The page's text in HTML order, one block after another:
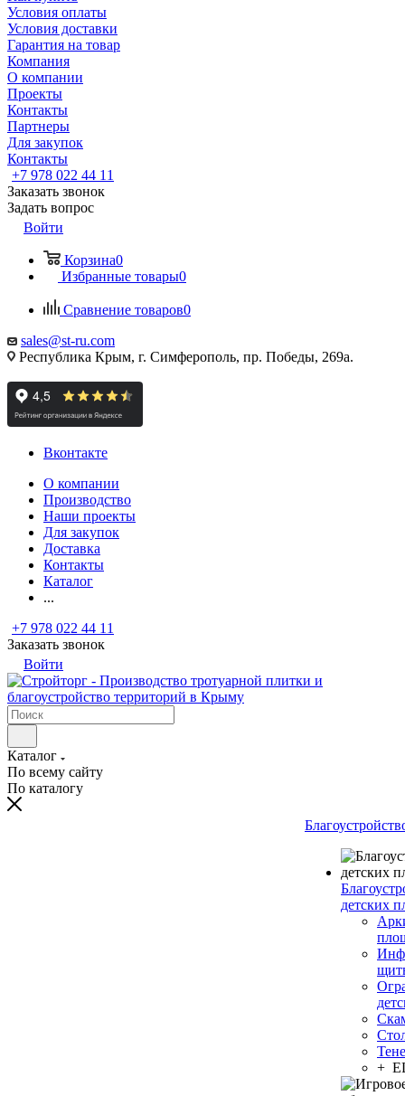
Условия оплаты
Условия доставки
Гарантия на товар
Компания
О компании
Проекты
Контакты
Партнеры
Для закупок
Контакты
+7 978 022 44 11
Заказать звонок
Задать вопрос
Войти
Корзина0
Избранные товары0
Сравнение товаров0
sales@st-ru.com
Республика Крым, г. Симферополь, пр. Победы, 269а.
Вконтакте
О компании
Производство
Наши проекты
Для закупок
Доставка
Контакты
Каталог
...
+7 978 022 44 11
Заказать звонок
Войти
Каталог
По всему сайту
По каталогу
детских
+